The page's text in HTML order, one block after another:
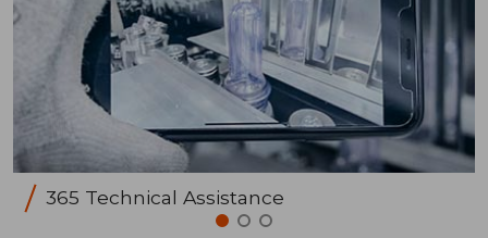
365 Technical Assistance